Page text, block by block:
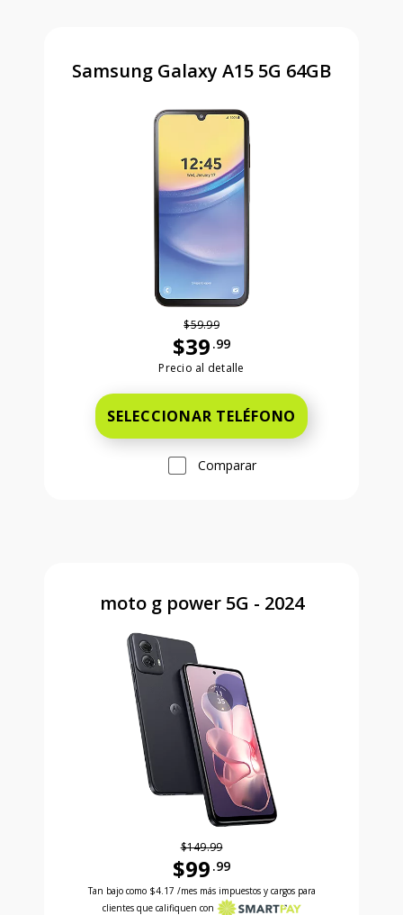
Samsung Galaxy A15 5G 64GB
$59.99
$39 .99
Antes el precio era 59 dollars and
Precio al detalle
SELECCIONAR TELÉFONO
Comparar
moto g power 5G - 2024
$149.99
$99 .99
Antes el precio era 149 dollars and 99 cents
Tan bajo como $4.17 /mes más impuestos y cargos para
clientes que califiquen con